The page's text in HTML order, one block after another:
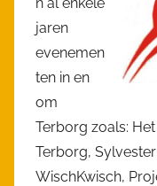
jaren
evenemen
ten in en
om
Terborg zoals:
Terborg,
WischKwisch,